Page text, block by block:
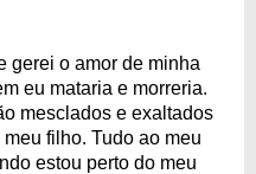
gerei o amor de minha
eu mataria e morreria.
mesclados e exaltados
filho. Tudo ao meu
estou perto do meu